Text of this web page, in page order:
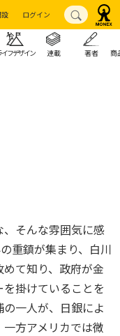
設 ログイン
イフデザイン 連載 著者 商
そんな雰囲気に感
重鎮が集まり、白川
て知り、政府が金
掛けていることを
一人が、日銀によ
方アメリカでは微